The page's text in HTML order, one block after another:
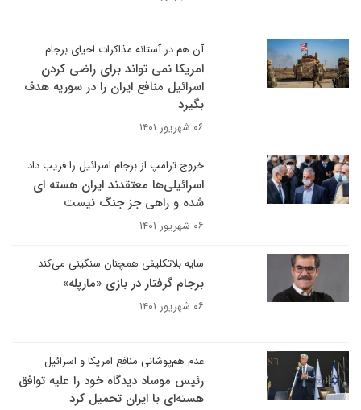
آن هم در آستانه مذاکرات احیای برجام
امریکا نمی تواند برای راضی کردن
اسرائیل منافع ایران را در سوریه هدف
بگیرد
۰۶ شهریور ۱۴۰۱
خروج ترامپ از برجام اسرائیل را فریب داد
اسرائیلی‌ها معتقدند ایران هسته ای
شده و راهی جز جنگ نیست
۰۶ شهریور ۱۴۰۱
سایه بلاتکلیفی همچنان سنگینی می‌کند
برجام گرفتار در بازی «مارپله»
۰۶ شهریور ۱۴۰۱
عدم هم‌پوشانی منافع امریکا و اسرائیل
رئیس موساد دیدگاه خود را علیه توافق
هسته‌ای با ایران تحمیل کرد